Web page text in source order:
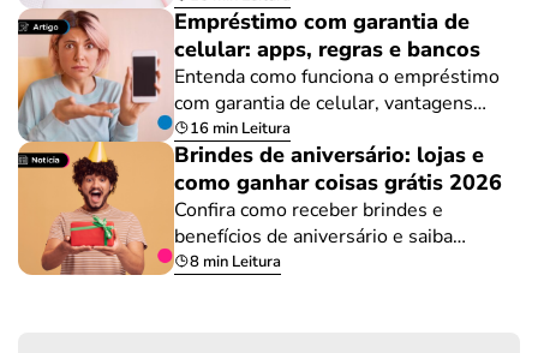
Empréstimo com garantia de
celular: apps, regras e bancos
Entenda como funciona o empréstimo
com garantia de celular, vantagens…
16 min Leitura
Brindes de aniversário: lojas e
como ganhar coisas grátis 2026
Confira como receber brindes e
benefícios de aniversário e saiba…
8 min Leitura